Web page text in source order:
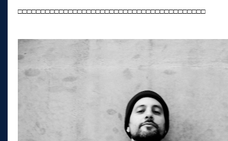
□□□□□□□□□□□□□□□□□□□□□□□□□□□□□□□□□□□□□□□□□